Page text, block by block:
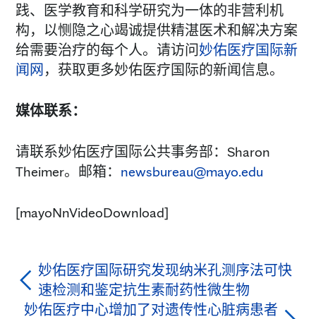
践、医学教育和科学研究为一体的非营利机
构，以恻隐之心竭诚提供精湛医术和解决方案
给需要治疗的每个人。请访问妙佑医疗国际新
闻网 ，获取更多妙佑医疗国际的新闻信息。
媒体联系：
请联系妙佑医疗国际公共事务部：Sharon
Theimer。邮箱： newsbureau@mayo.edu
[mayoNnVideoDownload]
妙佑医疗国际研究发现纳米孔测序法可快
速检测和鉴定抗生素耐药性微生物
妙佑医疗中心增加了对遗传性心脏病患者